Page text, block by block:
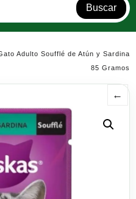
Buscar
Adulto Soufflé de Atún y Sardina
85 Gramos
←